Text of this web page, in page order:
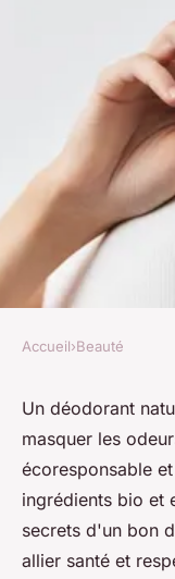
Les
naturel
denise•28 mai 2025
Accueil›Beauté
Un déodorant
masquer les
écoresponsable
ingrédients bio et
secrets d'un bon
allier santé et